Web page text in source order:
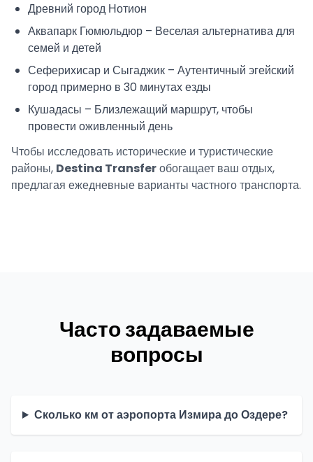
Древний город Нотион
Аквапарк Гюмюльдюр – Веселая альтернатива для
семей и детей
Сеферихисар и Сыгаджик – Аутентичный эгейский
город примерно в 30 минутах езды
Кушадасы – Близлежащий маршрут, чтобы
провести оживленный день
Чтобы исследовать исторические и туристические
районы, Destina Transferобогащает ваш отдых,
предлагая ежедневные варианты частного транспорта.
Часто задаваемые
вопросы
Сколько км от аэропорта Измира до Оздере?